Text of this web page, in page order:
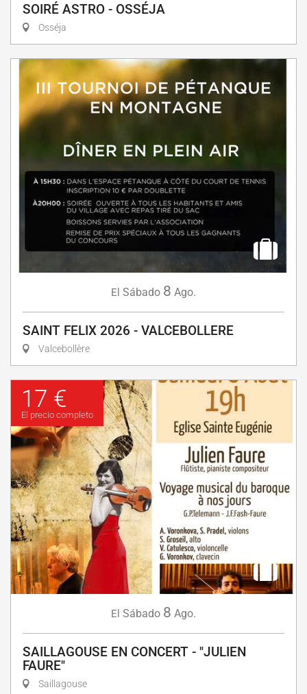
SOIRÉ ASTRO - OSSÉJA
Osséja
El Sábado 8 Ago.
SAINT FELIX 2026 - VALCEBOLLERE
Valcebollère
17 €
El precio completo
El Sábado 8 Ago.
SAILLAGOUSE EN CONCERT - "JULIEN
FAURE"
Saillagouse